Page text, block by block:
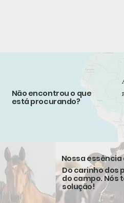
Não encontrou o que
está procurando?
Nossa
Do carinho dos
do campo. Nós
solução!